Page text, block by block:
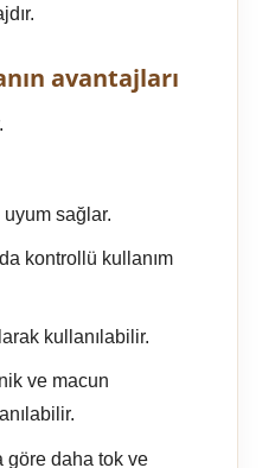
avantajları
sağlar.
kontrollü kullanım
kullanılabilir.
ve macun
göre daha tok ve